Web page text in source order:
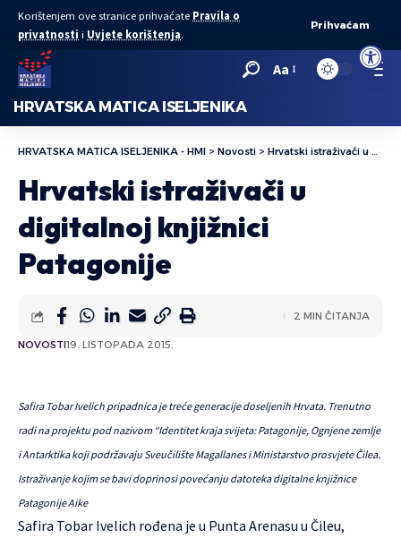
Korištenjem ove stranice prihvaćate Pravila o
privatnosti i Uvjete korištenja.
Prihvaćam
Aa
HRVATSKA MATICA ISELJENIKA
HRVATSKA MATICA ISELJENIKA - HMI > Novosti > Hrvatski istraživači u digitalnoj knjižnici Patagonije
Hrvatski istraživači u
digitalnoj knjižnici
Patagonije
NOVOSTI19. LISTOPADA 2015.
2 MIN ČITANJA
Safira Tobar Ivelich pripadnica je treće generacije doseljenih Hrvata. Trenutno
radi na projektu pod nazivom “Identitet kraja svijeta: Patagonije, Ognjene zemlje
i Antarktika koji podržavaju Sveučilište Magallanes i Ministarstvo prosvjete Čilea.
Istraživanje kojim se bavi doprinosi povećanju datoteka digitalne knjižnice
Patagonije Aike
Safira Tobar Ivelich rođena je u Punta Arenasu u Čileu,
Open